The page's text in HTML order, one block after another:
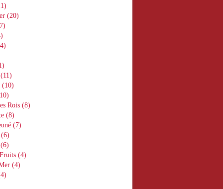
(20)
(11)
(10)
Rois (8)
(8)
(7)
(6)
(6)
(4)
(4)